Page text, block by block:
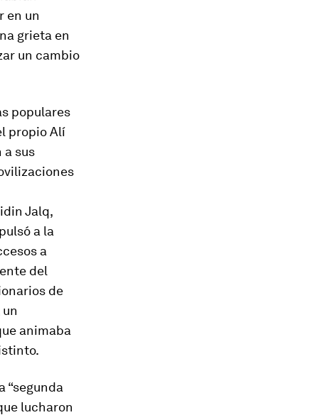
en un
grieta en
un cambio
populares
propio Alí
a sus
Jalq,
a la
a
del
de
animaba
“segunda
lucharon